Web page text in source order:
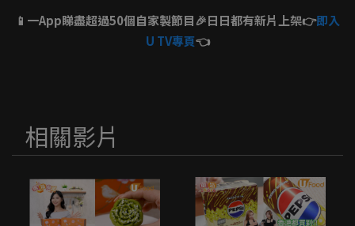
📱一App睇盡超過50個自家製節目🎉日日都有新片上架👉即入
U TV專頁👈
相關影片